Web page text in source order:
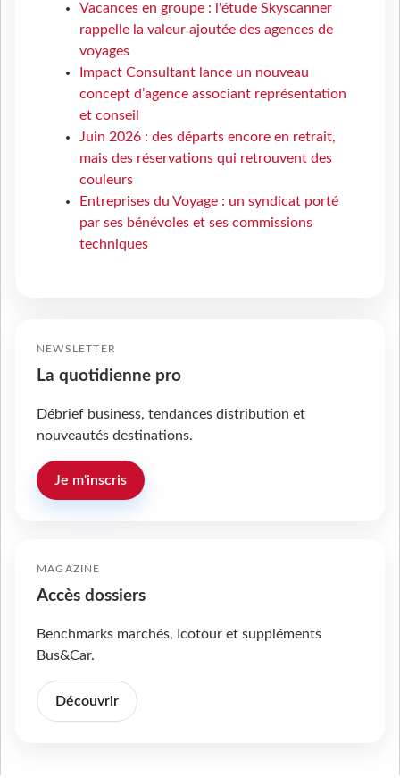
Vacances en groupe : l'étude Skyscanner
rappelle la valeur ajoutée des agences de
voyages
Impact Consultant lance un nouveau
concept d’agence associant représentation
et conseil
Juin 2026 : des départs encore en retrait,
mais des réservations qui retrouvent des
couleurs
Entreprises du Voyage : un syndicat porté
par ses bénévoles et ses commissions
techniques
NEWSLETTER
La quotidienne pro
Débrief business, tendances distribution et
nouveautés destinations.
Je m'inscris
MAGAZINE
Accès dossiers
Benchmarks marchés, Icotour et suppléments
Bus&Car.
Découvrir